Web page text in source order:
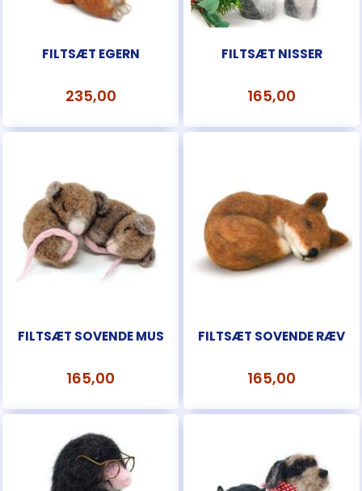
FILTSÆT EGERN
235,00
FILTSÆT NISSER
165,00
FILTSÆT SOVENDE MUS
165,00
FILTSÆT SOVENDE RÆV
165,00